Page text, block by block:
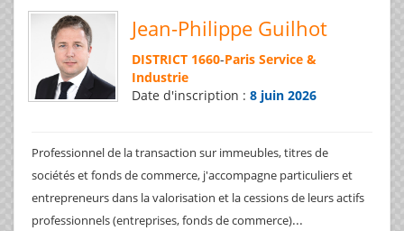
Jean-Philippe Guilhot
DISTRICT 1660-Paris Service &
Industrie
Date d'inscription : 8 juin 2026
Professionnel de la transaction sur immeubles, titres de
sociétés et fonds de commerce, j'accompagne particuliers et
entrepreneurs dans la valorisation et la cessions de leurs actifs
professionnels (entreprises, fonds de commerce)...